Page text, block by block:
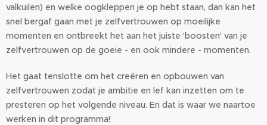
valkuilen) en welke oogkleppen je op hebt staan, dan kan het
snel bergaf gaan met je zelfvertrouwen op moeilijke
momenten en ontbreekt het aan het juiste 'boosten' van je
zelfvertrouwen op de goeie - en ook mindere - momenten.
Het gaat tenslotte om het creëren en opbouwen van
zelfvertrouwen zodat je ambitie en lef kan inzetten om te
presteren op het volgende niveau. En dat is waar we naartoe
werken in dit programma!